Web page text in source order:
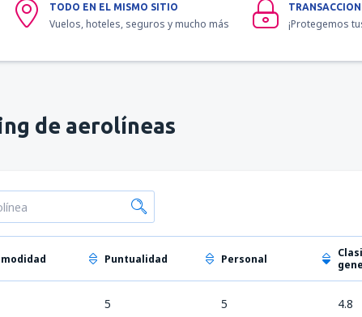
TODO EN EL MISMO SITIO
Vuelos, hoteles, seguros y mucho más ¡Protegemos
de aerolíneas
Puntualidad Personal
5 5 4.8